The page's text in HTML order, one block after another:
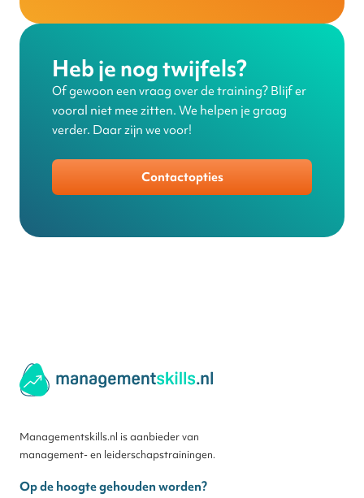
Heb je nog twijfels?
Of gewoon een vraag over de training? Blijf er
vooral niet mee zitten. We helpen je graag
verder. Daar zijn we voor!
Contactopties
Managementskills.nl is aanbieder van
management- en leiderschapstrainingen.
Op de hoogte gehouden worden?